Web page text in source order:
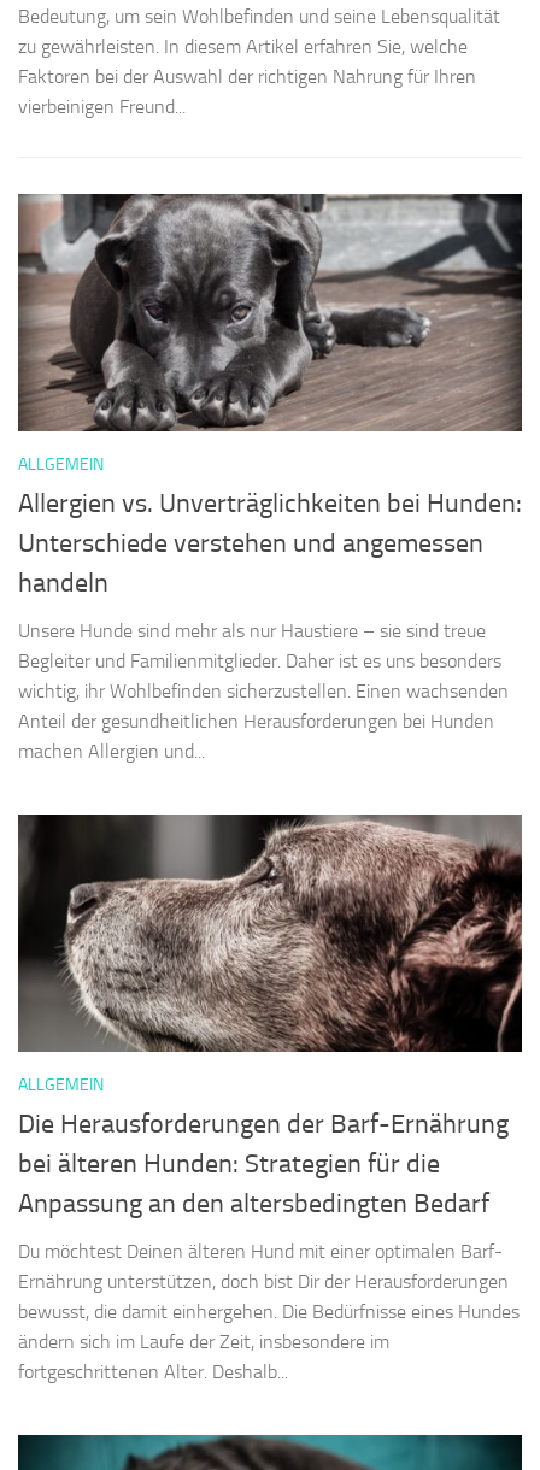
Bedeutung, um sein Wohlbefinden und seine Lebensqualität
zu gewährleisten. In diesem Artikel erfahren Sie, welche
Faktoren bei der Auswahl der richtigen Nahrung für Ihren
vierbeinigen Freund...
ALLGEMEIN
Allergien vs. Unverträglichkeiten bei Hunden:
Unterschiede verstehen und angemessen
handeln
Unsere Hunde sind mehr als nur Haustiere – sie sind treue
Begleiter und Familienmitglieder. Daher ist es uns besonders
wichtig, ihr Wohlbefinden sicherzustellen. Einen wachsenden
Anteil der gesundheitlichen Herausforderungen bei Hunden
machen Allergien und...
ALLGEMEIN
Die Herausforderungen der Barf-Ernährung
bei älteren Hunden: Strategien für die
Anpassung an den altersbedingten Bedarf
Du möchtest Deinen älteren Hund mit einer optimalen Barf-
Ernährung unterstützen, doch bist Dir der Herausforderungen
bewusst, die damit einhergehen. Die Bedürfnisse eines Hundes
ändern sich im Laufe der Zeit, insbesondere im
fortgeschrittenen Alter. Deshalb...